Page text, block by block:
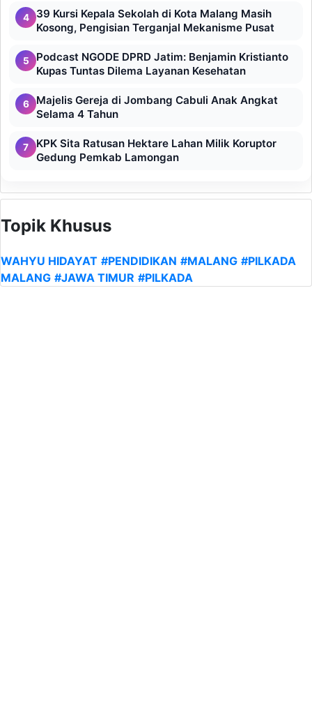
4
39 Kursi Kepala Sekolah di Kota Malang Masih
Kosong, Pengisian Terganjal Mekanisme Pusat
5
Podcast NGODE DPRD Jatim: Benjamin Kristianto
Kupas Tuntas Dilema Layanan Kesehatan
6
Majelis Gereja di Jombang Cabuli Anak Angkat
Selama 4 Tahun
7
KPK Sita Ratusan Hektare Lahan Milik Koruptor
Gedung Pemkab Lamongan
Topik Khusus
WAHYU HIDAYAT #PENDIDIKAN #MALANG #PILKADA
MALANG #JAWA TIMUR #PILKADA